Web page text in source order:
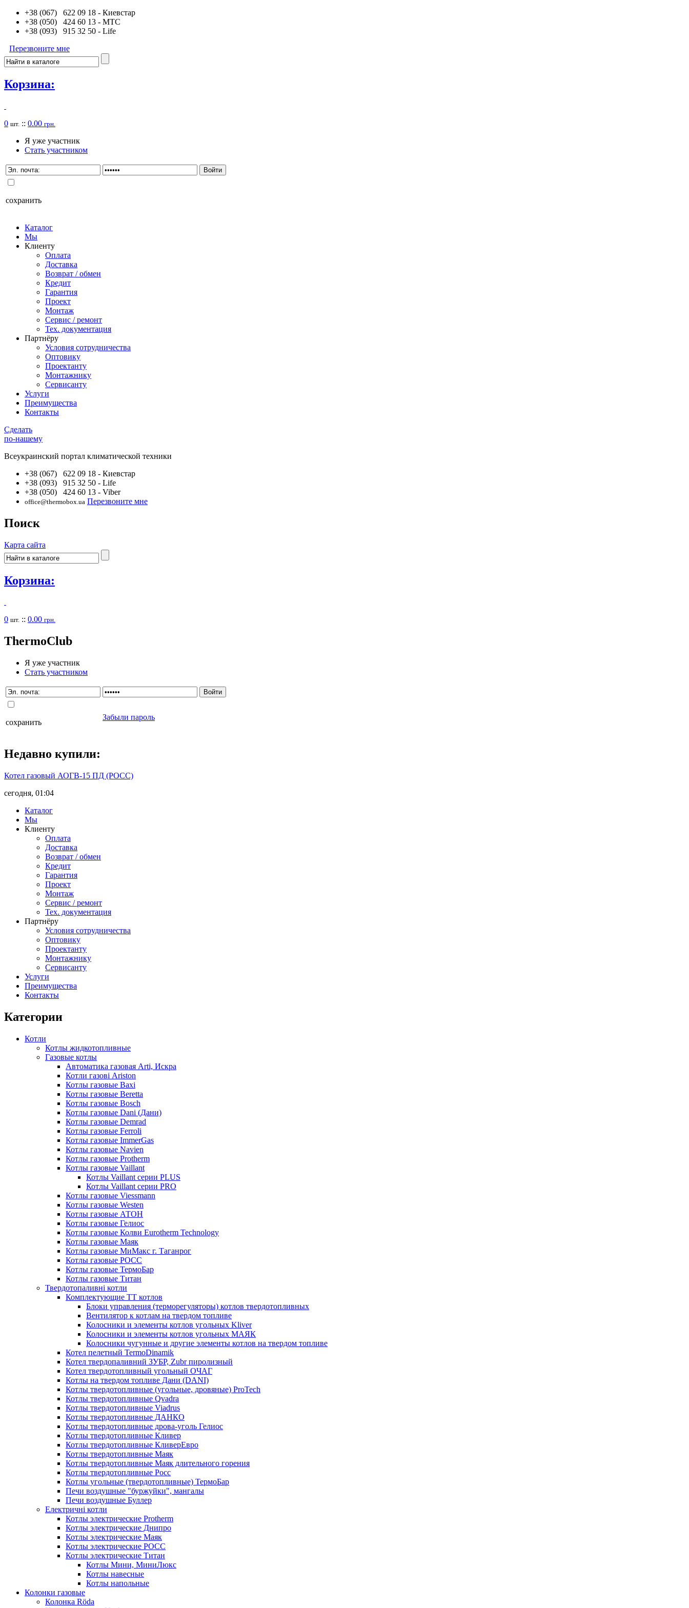
+38 (067) 622 09 18 - Киевстар
+38 (050) 424 60 13 - MTC
+38 (093) 915 32 50 - Life
Перезвоните мне
Корзина:
0 шт. :: 0.00 грн.
Я уже участник
Стать участником
сохранить
Каталог
Мы
Клиенту
Оплата
Доставка
Возврат / обмен
Кредит
Гарантия
Проект
Монтаж
Сервис / ремонт
Тех. документация
Партнёру
Условия сотрудничества
Оптовику
Проектанту
Монтажнику
Сервисанту
Услуги
Преимущества
Контакты
Сделать
по-нашему
Всеукраинский портал климатической техники
+38 (067) 622 09 18 - Киевстар
+38 (093) 915 32 50 - Life
+38 (050) 424 60 13 - Viber
office@thermobox.ua Перезвоните мне
Поиск
Карта сайта
Корзина:
0 шт. :: 0.00 грн.
ThermoClub
Я уже участник
Стать участником
сохранить
Забыли пароль
Недавно купили:
Котел газовый АОГВ-15 ПД (РОСС)
сегодня, 01:04
Каталог
Мы
Клиенту
Оплата
Доставка
Возврат / обмен
Кредит
Гарантия
Проект
Монтаж
Сервис / ремонт
Тех. документация
Партнёру
Условия сотрудничества
Оптовику
Проектанту
Монтажнику
Сервисанту
Услуги
Преимущества
Контакты
Категории
Котли
Котлы жидкотопливные
Газовые котлы
Автоматика газовая Arti, Искра
Котли газові Ariston
Котлы газовые Baxi
Котлы газовые Beretta
Котлы газовые Bosch
Котлы газовые Dani (Дани)
Котлы газовые Demrad
Котлы газовые Ferroli
Котлы газовые ImmerGas
Котлы газовые Navien
Котлы газовые Protherm
Котлы газовые Vaillant
Котлы Vaillant серии PLUS
Котлы Vaillant серии PRO
Котлы газовые Viessmann
Котлы газовые Westen
Котлы газовые АТОН
Котлы газовые Гелиос
Котлы газовые Колви Eurotherm Technology
Котлы газовые Маяк
Котлы газовые МиМакс г. Таганрог
Котлы газовые РОСС
Котлы газовые ТермоБар
Котлы газовые Титан
Твердотопаливні котли
Комплектующие ТТ котлов
Блоки управления (терморегуляторы) котлов твердотопливных
Вентилятор к котлам на твердом топливе
Колосники и элементы котлов угольных Kliver
Колосники и элементы котлов угольных МАЯК
Колосники чугунные и другие элементы котлов на твердом топливе
Котел пелетный TermoDinamik
Котел твердопаливний ЗУБР, Zubr пиролизный
Котел твердотопливный угольный ОЧАГ
Котлы на твердом топливе Дани (DANI)
Котлы твердотопливные (угольные, дровяные) ProTech
Котлы твердотопливные Qvadra
Котлы твердотопливные Viadrus
Котлы твердотопливные ДАНКО
Котлы твердотопливные дрова-уголь Гелиос
Котлы твердотопливные Кливер
Котлы твердотопливные КливерЕвро
Котлы твердотопливные Маяк
Котлы твердотопливные Маяк длительного горения
Котлы твердотопливные Росс
Котлы угольные (твердотопливные) ТермоБар
Печи воздушные "буржуйки", мангалы
Печи воздушные Буллер
Електричні котли
Котлы электрические Protherm
Котлы электрические Днипро
Котлы электрические Маяк
Котлы электрические РОСС
Котлы электрические Титан
Котлы Мини, МиниЛюкс
Котлы навесные
Котлы напольные
Колонки газовые
Колонка Rӧda